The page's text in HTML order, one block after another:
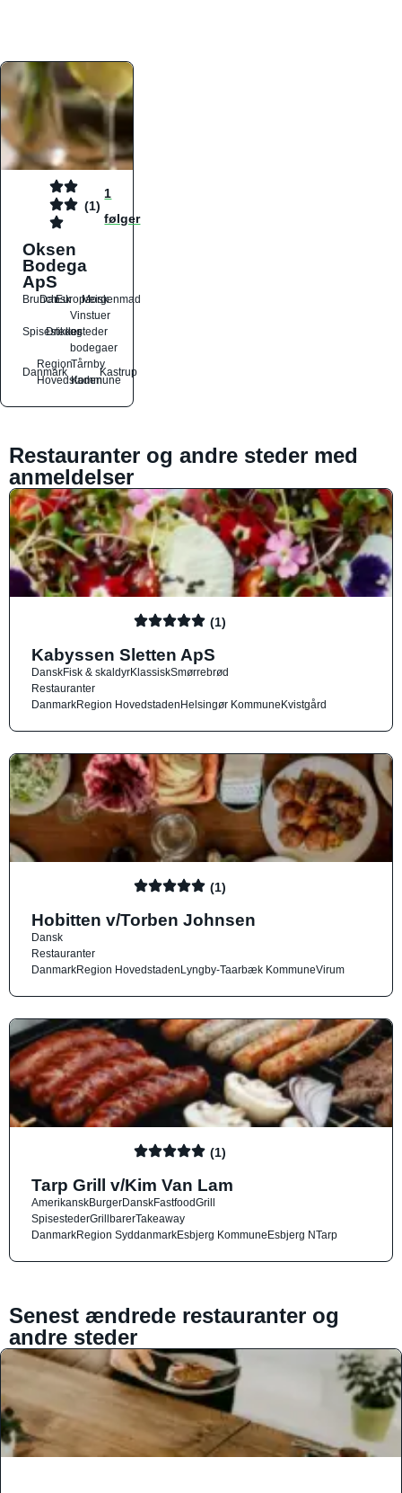
(1)
1
følger
Oksen
Bodega
ApS
Brunch
DanskEuropæiskMorgenmad
Spisesteder
Drikkesteder
Vinstuer
og
bodegaer
Danmark
Region
Hovedstaden
Tårnby
Kommune
Kastrup
Restauranter og andre steder med
anmeldelser
(1)
Kabyssen Sletten ApS
DanskFisk & skaldyrKlassiskSmørrebrød
Restauranter
DanmarkRegion HovedstadenHelsingør KommuneKvistgård
(1)
Hobitten v/Torben Johnsen
Dansk
Restauranter
DanmarkRegion HovedstadenLyngby-Taarbæk KommuneVirum
(1)
Tarp Grill v/Kim Van Lam
AmerikanskBurgerDanskFastfoodGrill
SpisestederGrillbarerTakeaway
DanmarkRegion SyddanmarkEsbjerg KommuneEsbjerg NTarp
Senest ændrede restauranter og
andre steder